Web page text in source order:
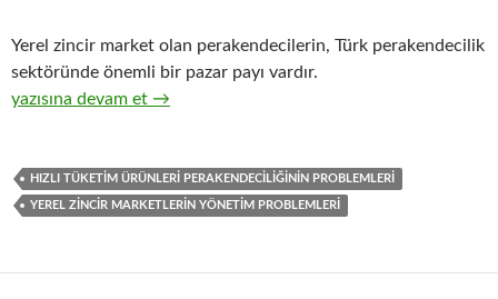
Yerel zincir market olan perakendecilerin, Türk perakendecilik
sektöründe önemli bir pazar payı vardır.
23-Yerel zincir market perakendecilerinde görülebilen yönetim
yazısına devam et →
HIZLI TÜKETIM ÜRÜNLERI PERAKENDECILIĞININ PROBLEMLERI
YEREL ZINCIR MARKETLERIN YÖNETIM PROBLEMLERI